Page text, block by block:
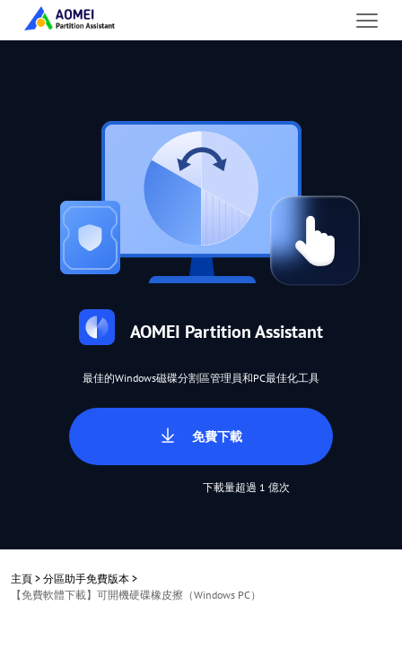
AOMEI Partition Assistant
最佳的Windows磁碟分割區管理員和PC最佳化工具
免費下載
下載量超過 1 億次
主頁 > 分區助手免費版本 >
【免費軟體下載】可開機硬碟橡皮擦（Windows PC）